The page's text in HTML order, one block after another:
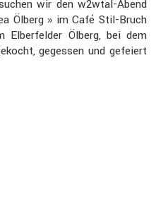
wir den w2wtal-Abend
Ölberg » im Café Stil-Bruch
Ölberg, bei dem
gegessen und gefeiert